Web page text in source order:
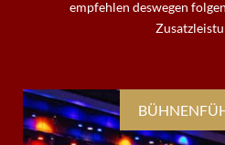
empfehlen deswegen